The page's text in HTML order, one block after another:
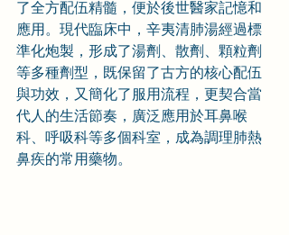
了全方配伍精髓，便於後世醫家記憶和
應用。現代臨床中，辛夷清肺湯經過標
準化炮製，形成了湯劑、散劑、顆粒劑
等多種劑型，既保留了古方的核心配伍
與功效，又簡化了服用流程，更契合當
代人的生活節奏，廣泛應用於耳鼻喉
科、呼吸科等多個科室，成為調理肺熱
鼻疾的常用藥物。